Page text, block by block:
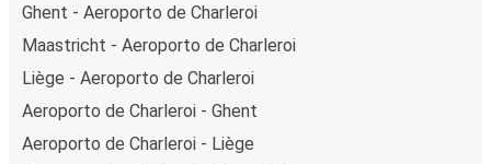
Ghent - Aeroporto de Charleroi
Maastricht - Aeroporto de Charleroi
Liège - Aeroporto de Charleroi
Aeroporto de Charleroi - Ghent
Aeroporto de Charleroi - Liège